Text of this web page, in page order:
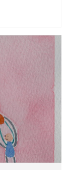
都還深深著影